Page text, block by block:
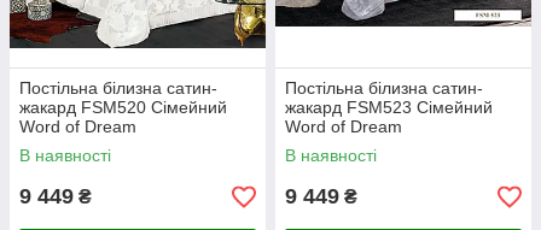
Постільна білизна сатин-
жакард FSM520 Сімейний
Word of Dream
В наявності
9 449 ₴
Постільна білизна сатин-
жакард FSM523 Сімейний
Word of Dream
В наявності
9 449 ₴